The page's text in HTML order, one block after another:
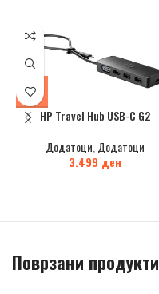
HP Travel Hub USB-C G2
Додатоци Додатоци
3.499 ден
Поврзани продукти